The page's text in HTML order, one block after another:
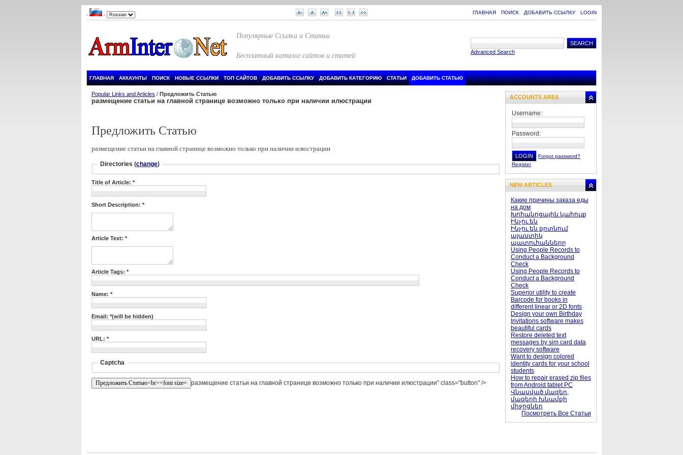
- - ГЛАВНАЯ ПОИСК ДОБАВИТЬ ССЫЛКУ LOGIN
Популярные Ссылки и Статьи
Бесплатный каталог сайтов и статей Advanced Search
ГЛАВНАЯ АККАУНТЫ ПОИСК НОВЫЕ ССЫЛКИ ТОП САЙТОВ ДОБАВИТЬ ССЫЛКУ ДОБАВИТЬ КАТЕГОРИЮ СТАТЬИ ДОБАВИТЬ СТАТЬЮ
Popular Links and Articles / Предложить Статью
размещение статьи на главной странице возможно только при наличии илюстрации
Предложить Статью
размещение статьи на главной странице возможно только при наличии илюстрации
Directories (change)
Title of Article: *
Short Description: *
Article Text: *
Article Tags: *
Name: *
Email: *(will be hidden)
URL: *
Captcha
размещение статьи на главной странице возможно только при наличии илюстрации" class="button" />
ACCOUNTS AREA
Username:
Password:
Forgot password?
Register
NEW ARTICLES
Какие причины заказа еды
на дом
Խոհանոցային կահույք
Ինչու են
Ինչու են քրտնում
պլաստիկ
պատուհանները
Using People Records to
Conduct a Background
Check
Using People Records to
Conduct a Background
Check
Superior utility to create
Barcode for books in
different linear or 2D fonts
Design your own Birthday
Invitations software makes
beautiful cards
Restore deleted text
messages by sim card data
recovery software
Want to design colored
identity cards for your school
students
How to repair erased zip files
from Android tablet PC
Վնասված մազեր,
մազերի խնամքի
միջոցներ
Посмотреть Все Статьи